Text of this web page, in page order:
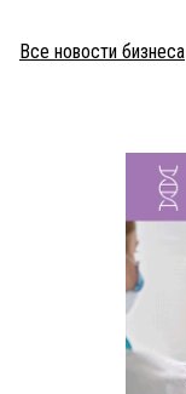
Все новости бизнеса